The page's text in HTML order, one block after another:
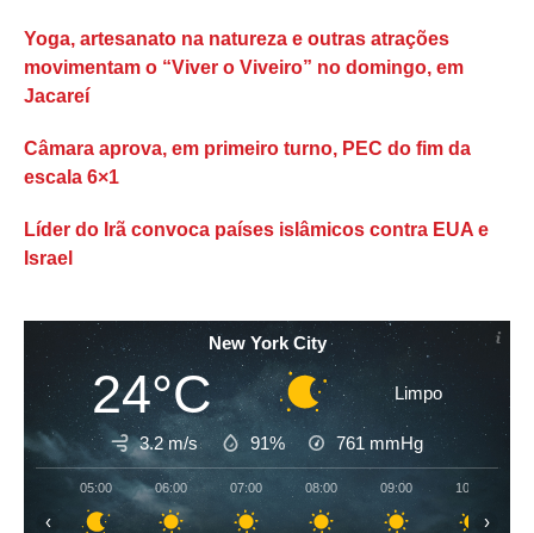
Yoga, artesanato na natureza e outras atrações
movimentam o “Viver o Viveiro” no domingo, em
Jacareí
Câmara aprova, em primeiro turno, PEC do fim da
escala 6×1
Líder do Irã convoca países islâmicos contra EUA e
Israel
New York City
24°C Limpo
3.2 m/s 91% 761 mmHg
05:00 06:00 07:00 08:00 09:00 10:00
‹ ›